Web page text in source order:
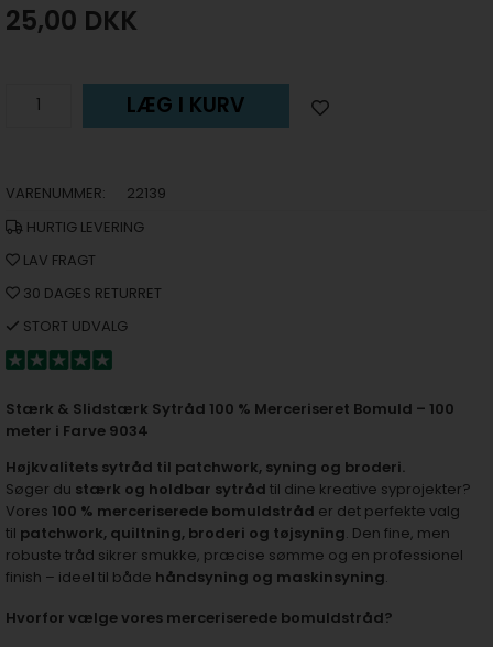
25,00 DKK
LÆG I KURV
VARENUMMER:
22139
HURTIG LEVERING
LAV FRAGT
30 DAGES RETURRET
STORT UDVALG
Stærk & Slidstærk Sytråd 100 % Merceriseret Bomuld – 100
meter i Farve 9034
Højkvalitets sytråd til patchwork, syning og broderi.
Søger du stærk og holdbar sytråd til dine kreative syprojekter?
Vores 100 % merceriserede bomuldstråd er det perfekte valg
til patchwork, quiltning, broderi og tøjsyning. Den fine, men
robuste tråd sikrer smukke, præcise sømme og en professionel
finish – ideel til både håndsyning og maskinsyning.
Hvorfor vælge vores merceriserede bomuldstråd?